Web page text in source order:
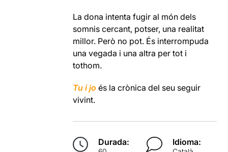
La dona intenta fugir al món dels
somnis cercant, potser, una realitat
millor. Però no pot. És interrompuda
una vegada i una altra per tot i
tothom.
Tu i jo és la crònica del seu seguir
vivint.
Durada: Idioma: